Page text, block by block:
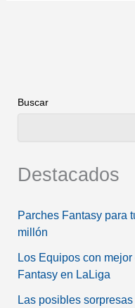
Buscar
Destacados
Parches Fantasy para
millón
Los Equipos con
Fantasy en LaLiga
Las posibles